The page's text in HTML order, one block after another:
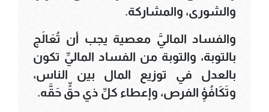
والشورى، والمشاركة.
والفساد الماليَّ معصية يجب أن تُعَالَج
بالتوبة، والتوبة من الفساد الماليِّ تكون
بالعدل في توزيع المال بين الناس،
وتَكَافُؤِ الفرص، وإعطاء كلِّ ذي حقٍّ حَقَّه.